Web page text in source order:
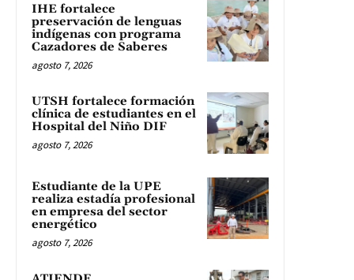
IHE fortalece
preservación de lenguas
indígenas con programa
Cazadores de Saberes
agosto 7, 2026
UTSH fortalece formación
clínica de estudiantes en el
Hospital del Niño DIF
agosto 7, 2026
Estudiante de la UPE
realiza estadía profesional
en empresa del sector
energético
agosto 7, 2026